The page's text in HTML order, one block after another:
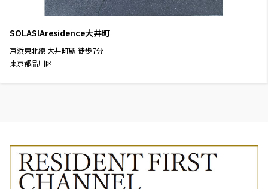
SOLASIAresidence大井町
京浜東北線 大井町駅 徒歩7分
東京都品川区